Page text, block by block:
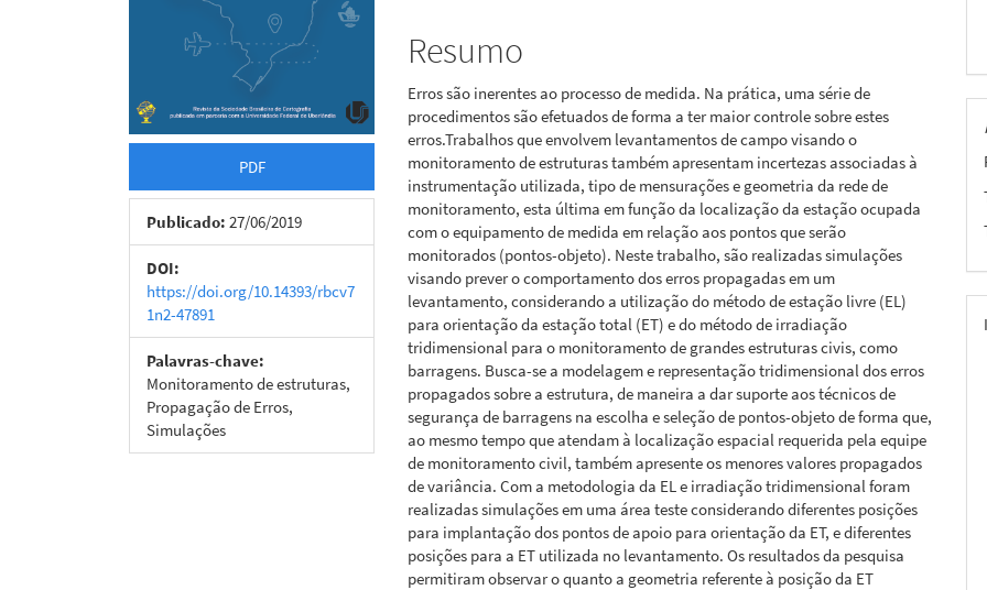
PDF
Publicado: 27/06/2019
DOI:
https://doi.org/10.14393/rbcv7
1n2-47891
Palavras-chave:
Monitoramento de estruturas,
Propagação de Erros,
Simulações
Resumo
Erros são inerentes ao processo de medida. Na prática, uma série de
procedimentos são efetuados de forma a ter maior controle sobre estes
erros.Trabalhos que envolvem levantamentos de campo visando o
monitoramento de estruturas também apresentam incertezas associadas à
instrumentação utilizada, tipo de mensurações e geometria da rede de
monitoramento, esta última em função da localização da estação ocupada
com o equipamento de medida em relação aos pontos que serão
monitorados (pontos-objeto). Neste trabalho, são realizadas simulações
visando prever o comportamento dos erros propagadas em um
levantamento, considerando a utilização do método de estação livre (EL)
para orientação da estação total (ET) e do método de irradiação
tridimensional para o monitoramento de grandes estruturas civis, como
barragens. Busca-se a modelagem e representação tridimensional dos erros
propagados sobre a estrutura, de maneira a dar suporte aos técnicos de
segurança de barragens na escolha e seleção de pontos-objeto de forma que,
ao mesmo tempo que atendam à localização espacial requerida pela equipe
de monitoramento civil, também apresente os menores valores propagados
de variância. Com a metodologia da EL e irradiação tridimensional foram
realizadas simulações em uma área teste considerando diferentes posições
para implantação dos pontos de apoio para orientação da ET, e diferentes
posições para a ET utilizada no levantamento. Os resultados da pesquisa
permitiram observar o quanto a geometria referente à posição da ET